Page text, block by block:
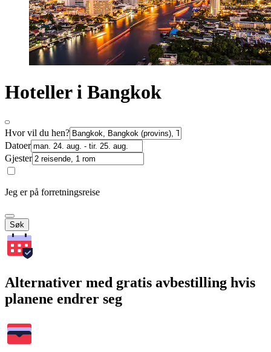
Hoteller i Bangkok
Hvor vil du hen?
Datoer
Gjester
Jeg er på forretningsreise
Søk
Alternativer med gratis avbestilling hvis
planene endrer seg